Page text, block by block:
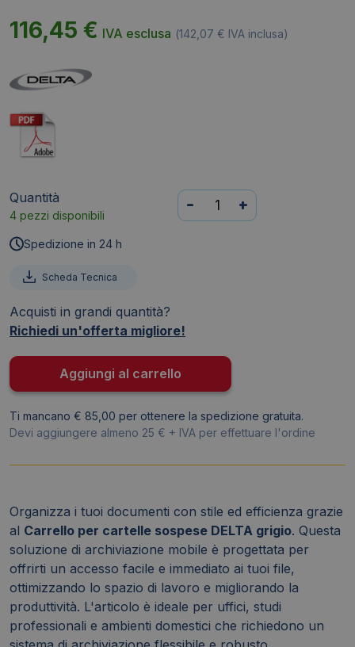
116,45 € IVA esclusa (142,07 € IVA inclusa)
Quantità
4 pezzi disponibili
Carrello
mobile
Bertesi
Grigio
-
65x45xh.70
cm
- +
Spedizione in 24 h
Scheda Tecnica
Acquisti in grandi quantità?
Richiedi un'offerta migliore!
Aggiungi al carrello
Ti mancano € 85,00 per ottenere la spedizione gratuita.
Devi aggiungere almeno 25 € + IVA per effettuare l'ordine
Organizza i tuoi documenti con stile ed efficienza grazie
al Carrello per cartelle sospese DELTA grigio. Questa
soluzione di archiviazione mobile è progettata per
offrirti un accesso facile e immediato ai tuoi file,
ottimizzando lo spazio di lavoro e migliorando la
produttività. L'articolo è ideale per uffici, studi
professionali e ambienti domestici che richiedono un